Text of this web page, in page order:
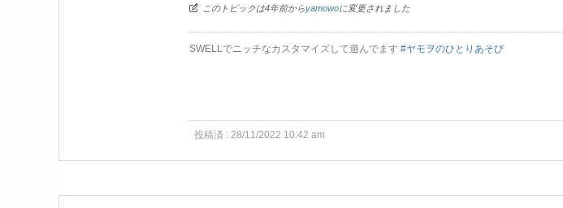
このトピックは4年前からyamowoに変更されました
SWELLでニッチなカスタマイズして遊んでます #ヤモヲのひとりあそび
投稿済 : 28/11/2022 10:42 am